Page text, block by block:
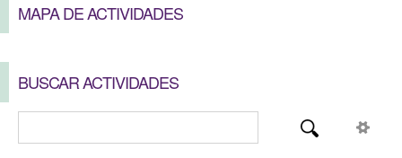
MAPA DE ACTIVIDADES
BUSCAR ACTIVIDADES